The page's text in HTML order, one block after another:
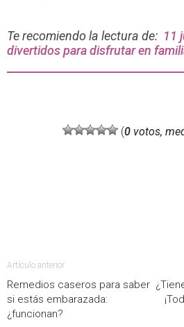
Te recomiendo la lectura de: 11
divertidos para disfrutar en
(0 votos,
Artículo anterior
Remedios caseros para saber
si estás embarazada:
¿funcionan?